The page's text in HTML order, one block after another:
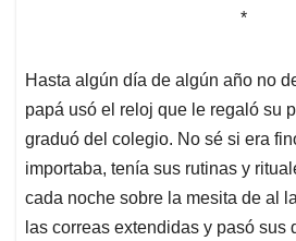
*
Hasta algún día de algún año no
papá usó el reloj que le regaló su
graduó del colegio. No sé si era
importaba, tenía sus rutinas y
cada noche sobre la mesita de al
las correas extendidas y pasó sus